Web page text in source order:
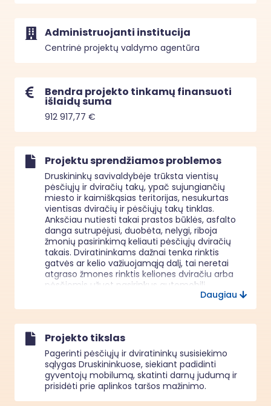
Administruojanti institucija
Centrinė projektų valdymo agentūra
Bendra projekto tinkamų finansuoti
išlaidų suma
912 917,77 €
Projektu sprendžiamos problemos
Druskininkų savivaldybėje trūksta vientisų
pėsčiųjų ir dviračių takų, ypač sujungiančių
miesto ir kaimiškąsias teritorijas, nesukurtas
vientisas dviračių ir pėsčiųjų takų tinklas.
Anksčiau nutiesti takai prastos būklės, asfalto
danga sutrupėjusi, duobėta, nelygi, riboja
žmonių pasirinkimą keliauti pėsčiųjų dviračių
takais. Dviratininkams dažnai tenka rinktis
gatvės ar kelio važiuojamąją dalį, tai neretai
atgraso žmones rinktis keliones dviračiu arba
pėsčiomis užuot pasirinkus automobilį.
Nepakankamai užtikrinamas saugus eismas
pėstiesiems ir dviratininkams sąlygoja tai, kad
Projektu sprendžiama problema -
nepakankamai išvystytas vientisas pėsčiųjų ir
dviračių takų tinklas, ribojantis gyventojų ir
svečių galimybes susisiekimui naudoti
bevarikles transporto priemones (paspirtukus,
dviračius) ar keliauti pėsčiomis.
Daugiau
Projekto tikslas
Pagerinti pėsčiųjų ir dviratininkų susisiekimo
sąlygas Druskininkuose, siekiant padidinti
gyventojų mobilumą, skatinti darnų judumą ir
prisidėti prie aplinkos taršos mažinimo.